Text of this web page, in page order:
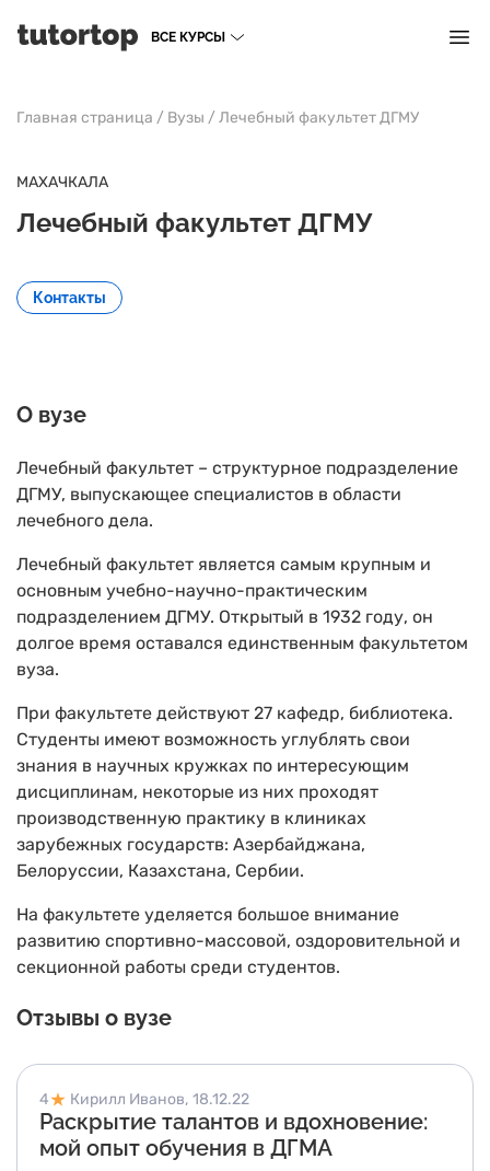
ВСЕ КУРСЫ
Главная страница / Вузы /Лечебный факультет ДГМУ
МАХАЧКАЛА
Лечебный факультет ДГМУ
Контакты
О вузе
Лечебный факультет – структурное подразделение
ДГМУ, выпускающее специалистов в области
лечебного дела.
Лечебный факультет является самым крупным и
основным учебно-научно-практическим
подразделением ДГМУ. Открытый в 1932 году, он
долгое время оставался единственным факультетом
вуза.
При факультете действуют 27 кафедр, библиотека.
Студенты имеют возможность углублять свои
знания в научных кружках по интересующим
дисциплинам, некоторые из них проходят
производственную практику в клиниках
зарубежных государств: Азербайджана,
Белоруссии, Казахстана, Сербии.
На факультете уделяется большое внимание
развитию спортивно-массовой, оздоровительной и
секционной работы среди студентов.
Отзывы о вузе
4 18.12.22
Кирилл Иванов,
Раскрытие талантов и вдохновение:
мой опыт обучения в ДГМА